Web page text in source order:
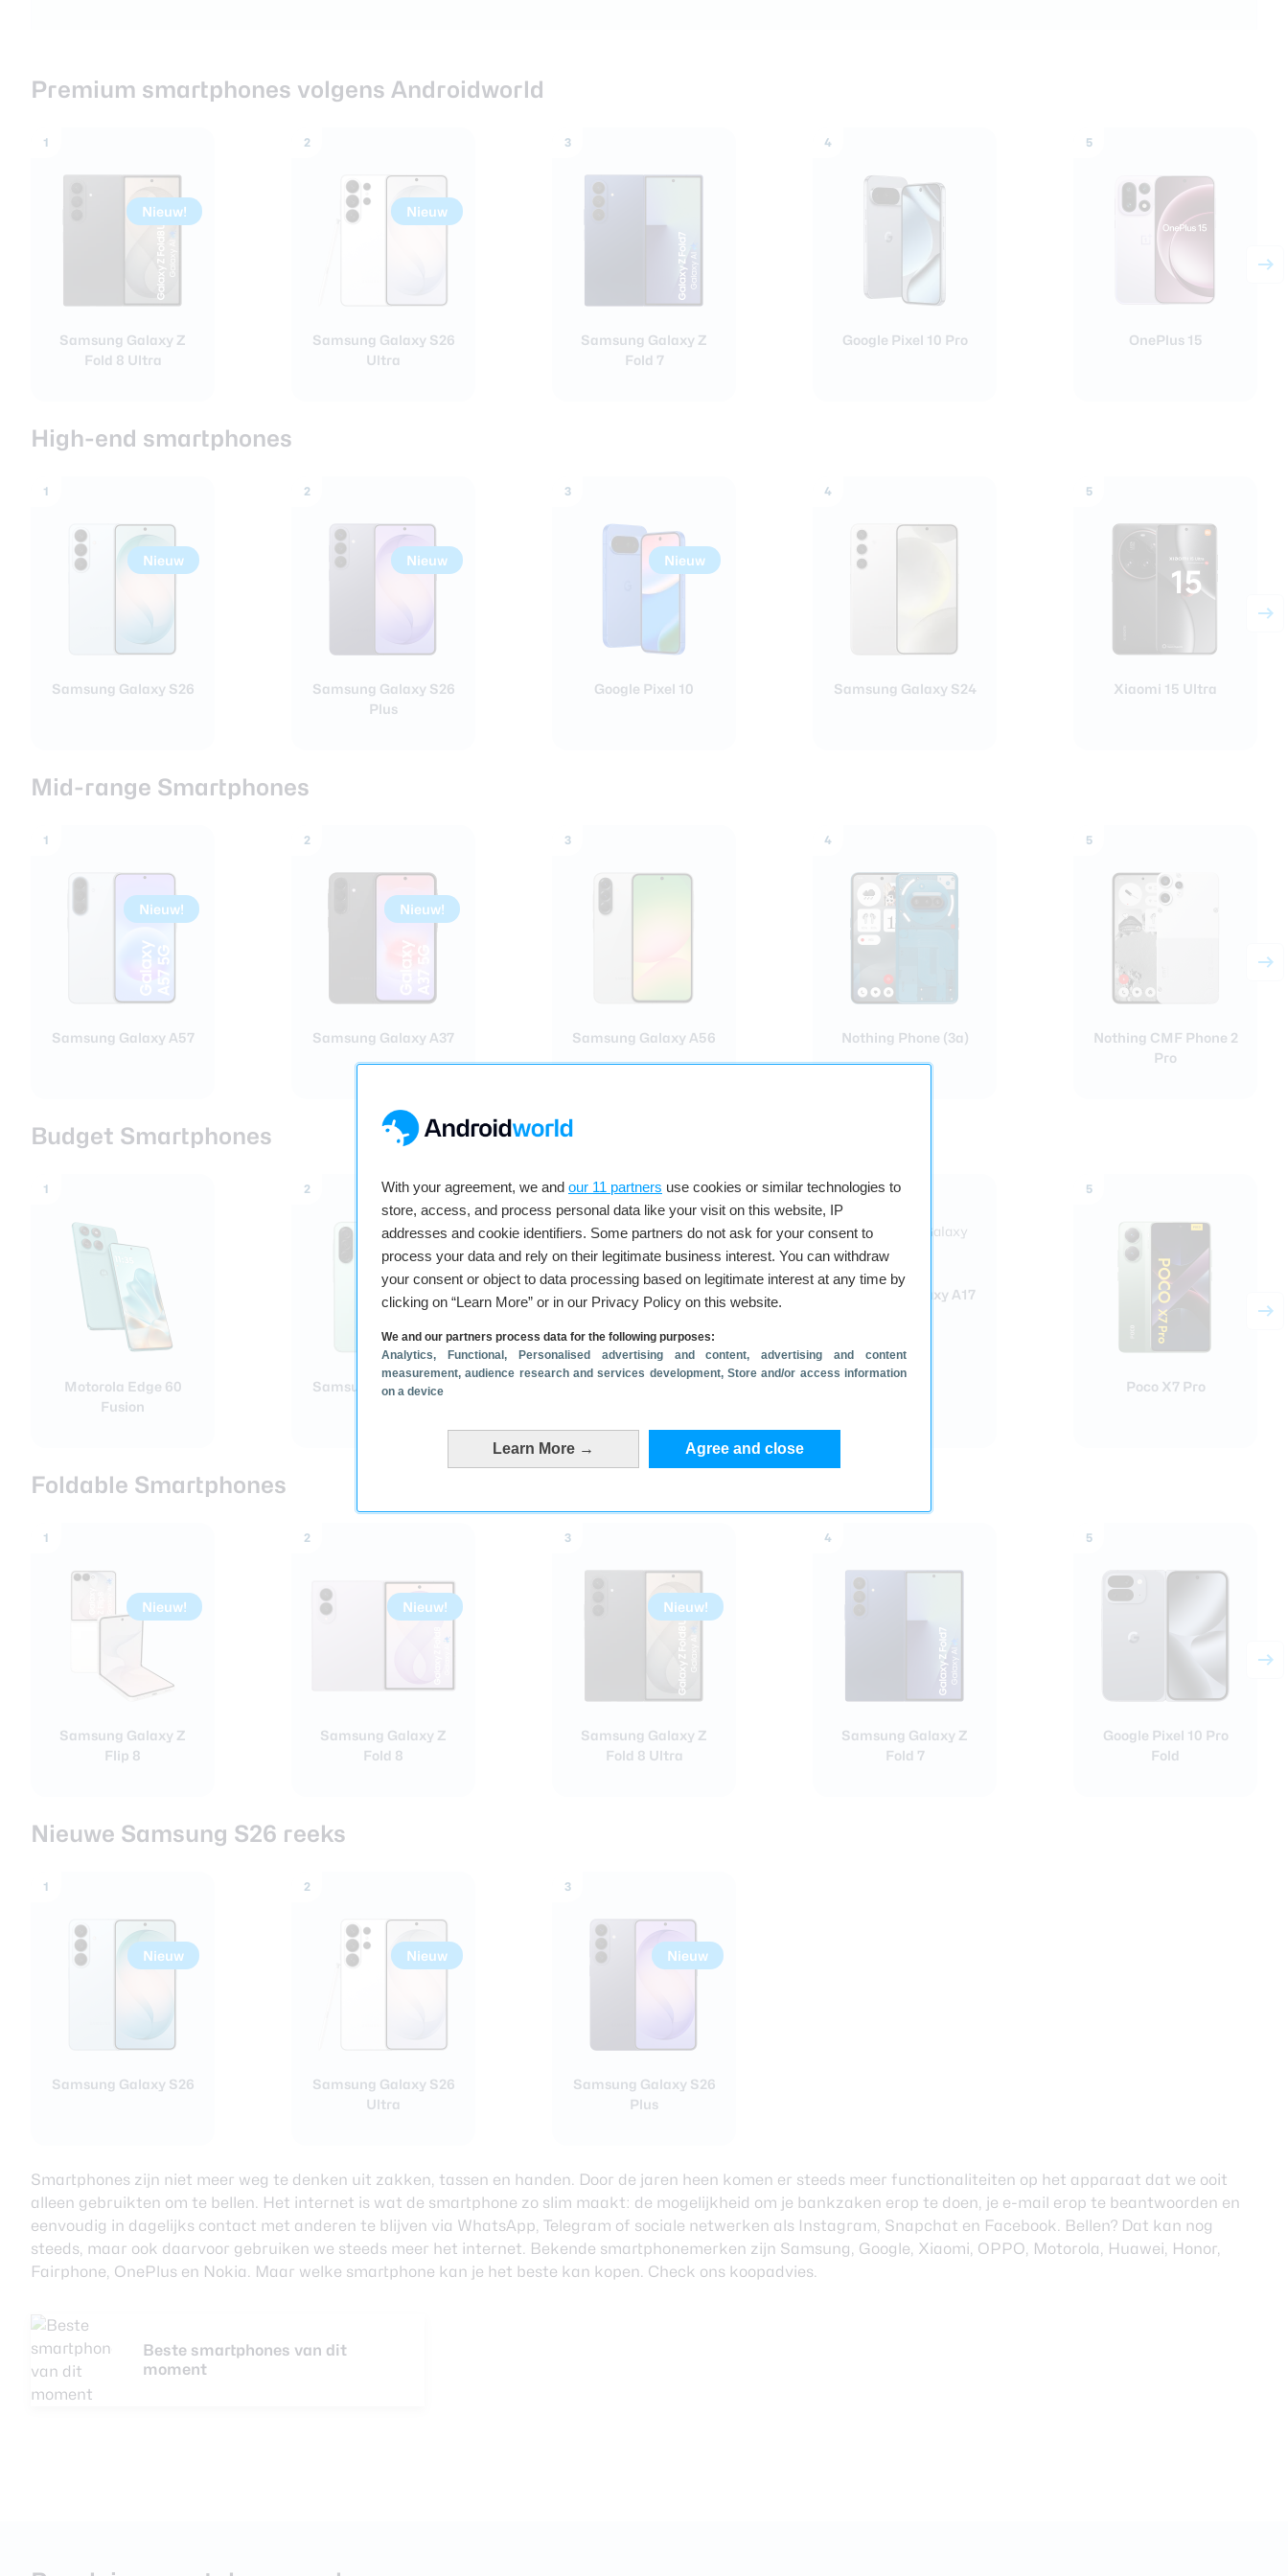
With your agreement, we and our 11 partners use cookies or similar technologies to
store, access, and process personal data like your visit on this website, IP
addresses and cookie identifiers. Some partners do not ask for your consent to
process your data and rely on their legitimate business interest. You can withdraw
your consent or object to data processing based on legitimate interest at any time by
clicking on “Learn More” or in our Privacy Policy on this website.
We and our partners process data for the following purposes:
Analytics, Functional , Personalised advertising and content, advertising and content
measurement, audience research and services development, Store and/or access information
on a device
Learn More → Agree and close
Premium smartphones volgens Androidworld
1
Samsung Galaxy Z
Fold 8 Ultra
Nieuw!
2
Samsung Galaxy S26
Ultra
Nieuw
3
Samsung Galaxy Z
Fold 7
4
Google Pixel 10 Pro
5
OnePlus 15
High-end smartphones
1
Samsung Galaxy S26
Nieuw
2
Samsung Galaxy S26
Plus
Nieuw
3
Google Pixel 10
Nieuw
4
Samsung Galaxy S24
5
Xiaomi 15 Ultra
Mid-range Smartphones
1
Samsung Galaxy A57
Nieuw!
2
Samsung Galaxy A37
Nieuw!
3
Samsung Galaxy A56
4
Nothing Phone (3a)
5
Nothing CMF Phone 2
Pro
Budget Smartphones
1
Motorola Edge 60
Fusion
2
Samsung Galaxy A26
3 4
Samsung Galaxy A17
5
Poco X7 Pro
Foldable Smartphones
1
Samsung Galaxy Z
Flip 8
Nieuw!
2
Samsung Galaxy Z
Fold 8
Nieuw!
3
Samsung Galaxy Z
Fold 8 Ultra
Nieuw!
4
Samsung Galaxy Z
Fold 7
5
Google Pixel 10 Pro
Fold
Nieuwe Samsung S26 reeks
1
Samsung Galaxy S26
Nieuw
2
Samsung Galaxy S26
Ultra
Nieuw
3
Samsung Galaxy S26
Plus
Nieuw
Smartphones zijn niet meer weg te denken uit zakken, tassen en handen. Door de jaren heen komen er steeds meer functionaliteiten op het apparaat dat we ooit
alleen gebruikten om te bellen. Het internet is wat de smartphone zo slim maakt: de mogelijkheid om je bankzaken erop te doen, je e-mail erop te beantwoorden en
eenvoudig in dagelijks contact met anderen te blijven via WhatsApp, Telegram of sociale netwerken als Instagram, Snapchat en Facebook. Bellen? Dat kan nog
steeds, maar ook daarvoor gebruiken we steeds meer het internet. Bekende smartphonemerken zijn Samsung, Google, Xiaomi, OPPO, Motorola, Huawei, Honor,
Fairphone, OnePlus en Nokia. Maar welke smartphone kan je het beste kan kopen. Check ons koopadvies.
Beste smartphones van dit
moment